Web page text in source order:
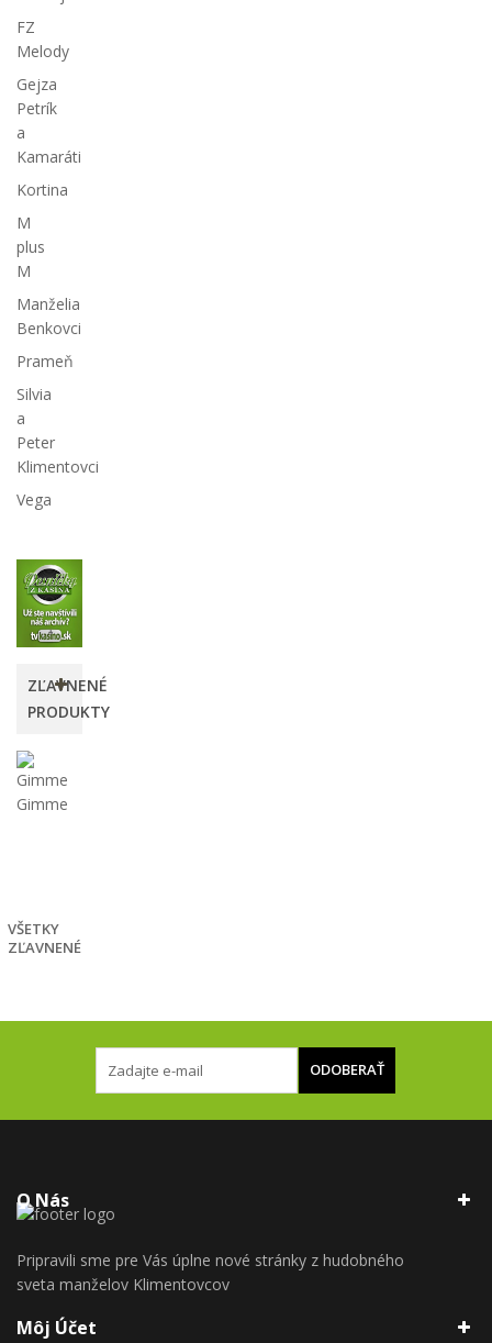
FZ
Melody
Gejza
Petrík
a
Kamaráti
Kortina
M
plus
M
Manželia
Benkovci
Prameň
Silvia
a
Peter
Klimentovci
Vega
ZĽAVNENÉ
PRODUKTY
VŠETKY
ZĽAVNENÉ
O Nás
Pripravili sme pre Vás úplne nové stránky z hudobného
sveta manželov Klimentovcov
Môj Účet
ODOBERAŤ